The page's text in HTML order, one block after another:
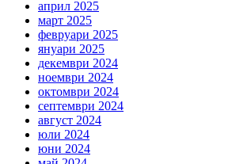
април 2025
март 2025
февруари 2025
януари 2025
декември 2024
ноември 2024
октомври 2024
септември 2024
август 2024
юли 2024
юни 2024